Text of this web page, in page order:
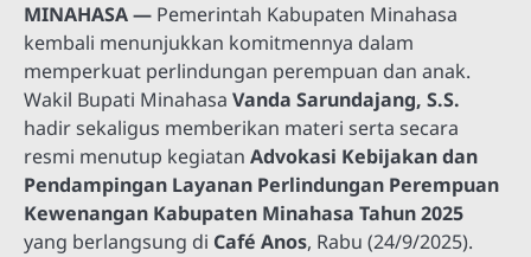
MINAHASA — Pemerintah Kabupaten Minahasa
kembali menunjukkan komitmennya dalam
memperkuat perlindungan perempuan dan anak.
Wakil Bupati Minahasa Vanda Sarundajang, S.S.
hadir sekaligus memberikan materi serta secara
resmi menutup kegiatan Advokasi Kebijakan dan
Pendampingan Layanan Perlindungan Perempuan
Kewenangan Kabupaten Minahasa Tahun 2025
yang berlangsung di Café Anos, Rabu (24/9/2025).